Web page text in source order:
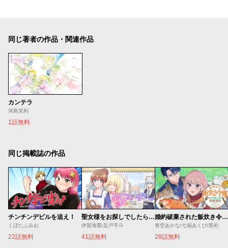
同じ著者の作品・関連作品
カンテラ
河島笑利
1話無料
同じ掲載誌の作品
チンチンデビルを追え！
くぼたふみお
22話無料
聖女様をお探しでしたら妹で間違いありません。さあどうぞお連れください、今すぐ。
伊賀海栗/足戸手斗
41話無料
婚約破棄された飯炊き令嬢の私は冷酷公爵と専属契約しました～ですが胃袋を掴んだ結果、冷たかった公爵様がどんどん優しくなっています～
青空あかな/七福あくび/黒裄
28話無料